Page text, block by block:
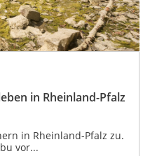
in Rheinland-Pfalz
in Rheinland-Pfalz zu.
vor...